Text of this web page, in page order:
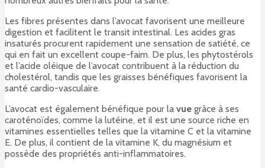
Les fibres présentes dans l’avocat favorisent une meilleure
digestion et facilitent le transit intestinal. Les acides gras
insaturés procurent rapidement une sensation de satiété, ce
qui en fait un excellent coupe-faim. De plus, les phytostérols
et l’acide oléique de l’avocat contribuent à la réduction du
cholestérol, tandis que les graisses bénéfiques favorisent la
santé cardio-vasculaire.
L’avocat est également bénéfique pour la vue grâce à ses
caroténoïdes, comme la lutéine, et il est une source riche en
vitamines essentielles telles que la vitamine C et la vitamine
E. De plus, il contient de la vitamine K, du magnésium et
possède des propriétés anti-inflammatoires.